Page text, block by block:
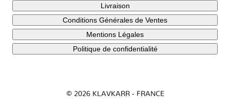
Livraison
Conditions Générales de Ventes
Mentions Légales
Politique de confidentialité
© 2026 KLAVKARR - FRANCE